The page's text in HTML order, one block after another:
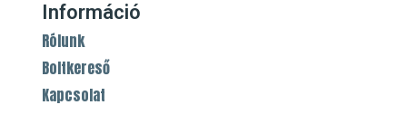
Információ
Rólunk
Boltkereső
Kapcsolat